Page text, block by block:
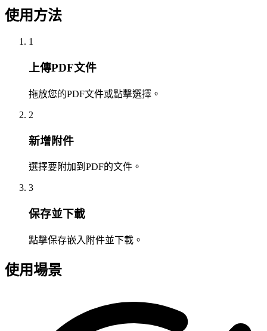
使用方法
1
上傳PDF文件
拖放您的PDF文件或點擊選擇。
2
新增附件
選擇要附加到PDF的文件。
3
保存並下載
點擊保存嵌入附件並下載。
使用場景